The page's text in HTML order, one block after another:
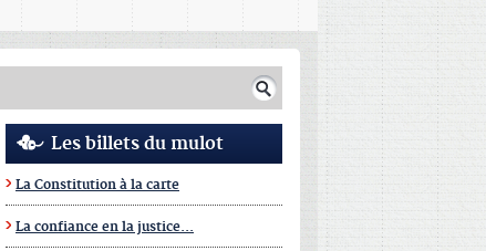
Les billets du mulot
La Constitution à la carte
La confiance en la justice...